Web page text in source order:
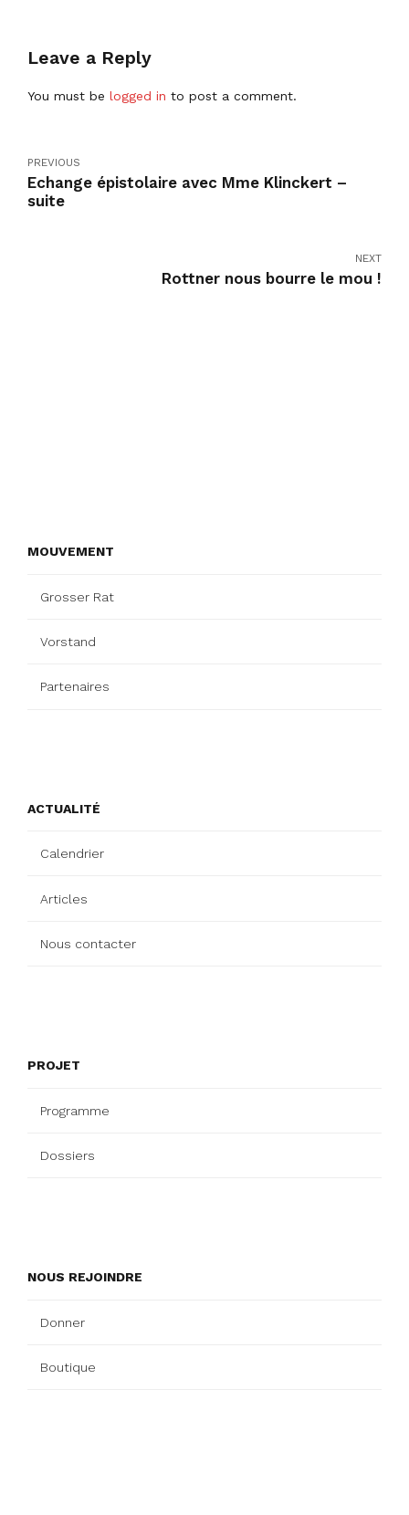
Leave a Reply
You must be logged in to post a comment.
PREVIOUS
Echange épistolaire avec Mme Klinckert –
suite
NEXT
Rottner nous bourre le mou !
MOUVEMENT
Grosser Rat
Vorstand
Partenaires
ACTUALITÉ
Calendrier
Articles
Nous contacter
PROJET
Programme
Dossiers
NOUS REJOINDRE
Donner
Boutique